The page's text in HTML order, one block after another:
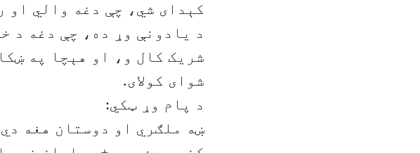
کېدای شي، چې دغه والي او
د یادونې وړ ده، چې دغه د
شریک کال و، او هېچا په
شوای کولای.
د پام وړ ټکي:
ښه ملګري او دوستان هغه